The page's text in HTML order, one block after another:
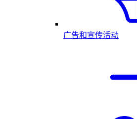
广告和宣传活动